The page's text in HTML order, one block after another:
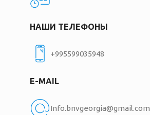
НАШИ ТЕЛЕФОНЫ
+995599035948
E-MAIL
Info.bnvgeorgia@gmail.com